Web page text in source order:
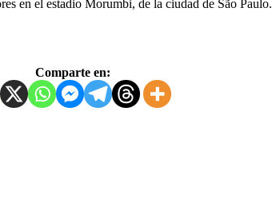
en el estadio Morumbi, de la ciudad de São Paulo.
Comparte en: